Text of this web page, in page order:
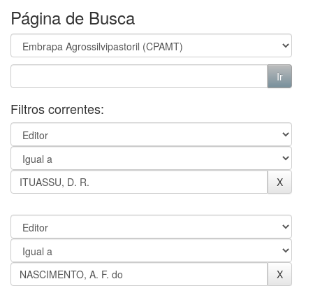
Página de Busca
Filtros correntes: